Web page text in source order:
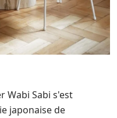
Wabi Sabi s'est
japonaise de